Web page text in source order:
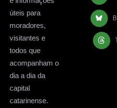
úteis para
moradores,
visitantes e
todos que
acompanham o
dia a dia da
capital
catarinense.